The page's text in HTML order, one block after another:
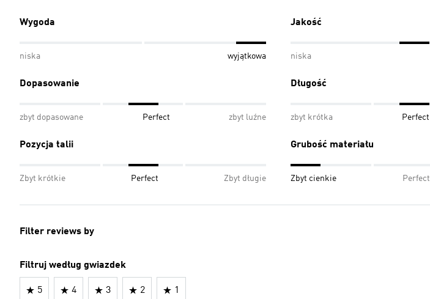
Wygoda
niska wyjątkowa
Jakość
niska
Dopasowanie
zbyt dopasowane Perfect zbyt luźne
Długość
zbyt krótka Perfect
Pozycja talii
Zbyt krótkie Perfect Zbyt długie
Grubość materiału
Zbyt cienkie Perfect
Filter reviews by
Filtruj według gwiazdek
5 4 3 2 1